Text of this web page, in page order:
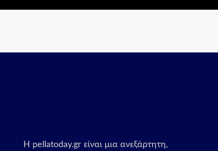
Η pellatoday.gr είναι μια ανεξάρτητη,